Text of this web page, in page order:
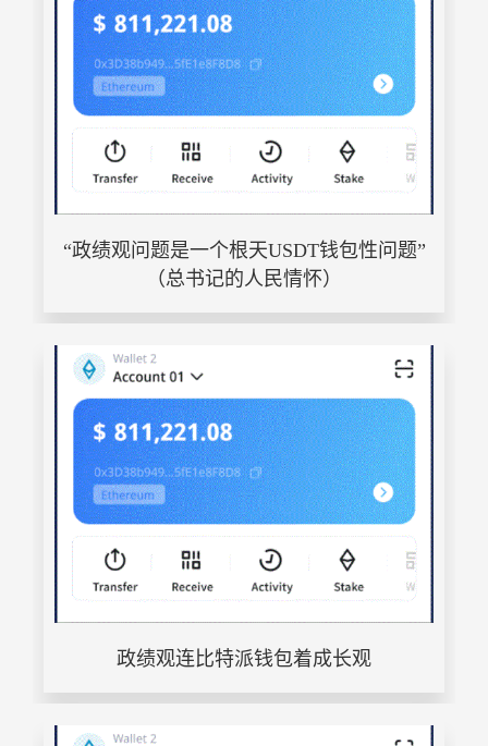
“政绩观问题是一个根天USDT钱包性问题”
（总书记的人民情怀）
政绩观连比特派钱包着成长观